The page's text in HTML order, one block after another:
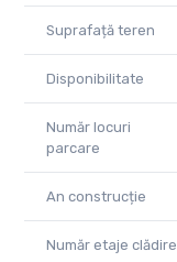
Suprafață teren
Disponibilitate
Număr locuri
parcare
An construcție
Număr etaje clădire